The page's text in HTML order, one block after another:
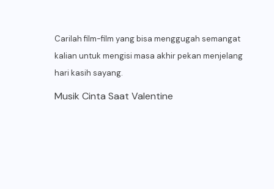
Carilah film-film yang bisa menggugah semangat
kalian untuk mengisi masa akhir pekan menjelang
hari kasih sayang.
Musik Cinta Saat Valentine